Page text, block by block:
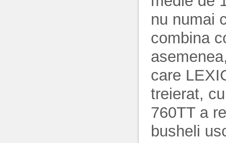
nu numai
combina
care
treierat,
760TT a
busheli